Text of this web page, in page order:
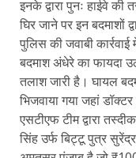
इनके द्वारा पुनः हाईवे
घिर जाने पर इन बदमाशों
पुलिस की जवाबी
बदमाश अंधेरे का फायदा
तलाश जारी है। घायल
भिजवाया गया जहां
एसटीएफ टीम द्वारा
सिंह उर्फ बिट्टू पुत्र